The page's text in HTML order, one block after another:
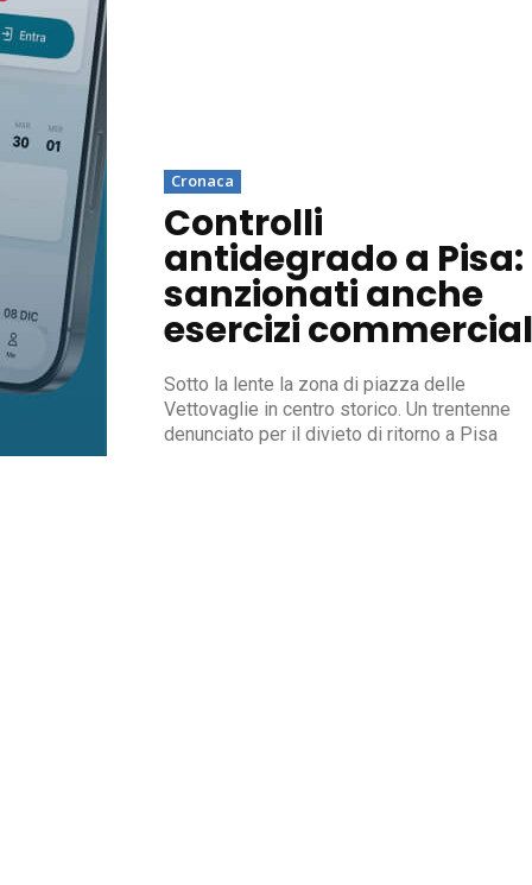
Cronaca
Controlli
antidegrado a Pisa:
sanzionati anche
esercizi
Sotto la lente la zona di piazza delle
Vettovaglie in centro storico. Un trentenne
denunciato per il divieto di ritorno a Pisa